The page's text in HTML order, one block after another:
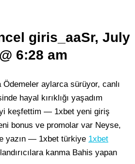
giris_aaSr, July
6:28 am
Ödemeler aylarca sürüyor, canlı
hayal kırıklığı yaşadım
keşfettim — 1xbet yeni giriş
bonus ve promolar var Neyse,
yazın — 1xbet türkiye 1xbet
kanma Bahis yapan